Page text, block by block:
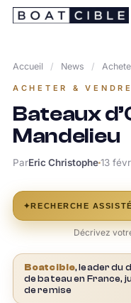
Passer
Accueil / News /
ACHETER &
Bateaux
Mandelieu
ParEric Christophe13
✦RECHERCHE
Décrivez
Boatcible, leader du
de bateau en France,
de remise